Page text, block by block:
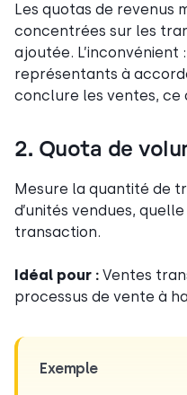
Les quotas de revenus
concentrées sur les
ajoutée.
représentants à
conclure les ventes, ce
2. Quota de
Mesure la quantité de
d’unités vendues,
transaction.
Idéal pour : Ventes
processus de vente à
Exemple